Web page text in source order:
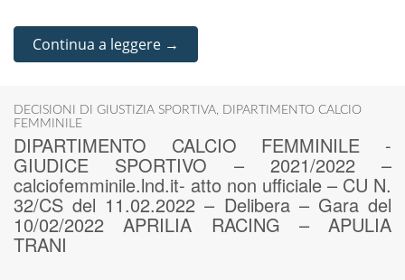
Continua a leggere →
DECISIONI DI GIUSTIZIA SPORTIVA, DIPARTIMENTO CALCIO
FEMMINILE
DIPARTIMENTO CALCIO FEMMINILE -
GIUDICE SPORTIVO – 2021/2022 –
calciofemminile.lnd.it- atto non ufficiale – CU N.
32/CS del 11.02.2022 – Delibera – Gara del
10/02/2022 APRILIA RACING – APULIA
TRANI